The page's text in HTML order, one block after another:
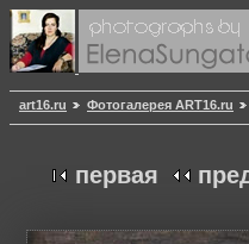
art16.ru Фотогалерея ART16.ru
первая